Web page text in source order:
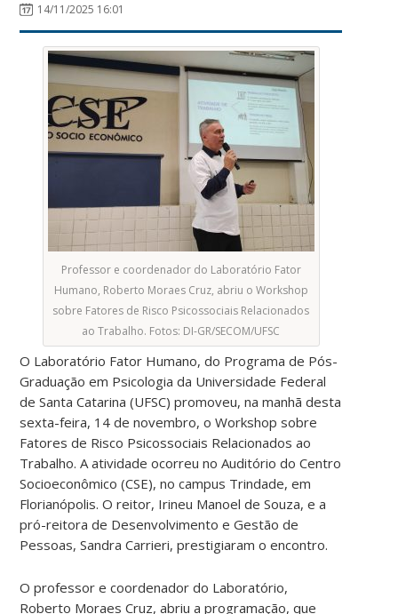
14/11/2025 16:01
Professor e coordenador do Laboratório Fator
Humano, Roberto Moraes Cruz, abriu o Workshop
sobre Fatores de Risco Psicossociais Relacionados
ao Trabalho. Fotos: DI-GR/SECOM/UFSC
O Laboratório Fator Humano, do Programa de Pós-
Graduação em Psicologia da Universidade Federal
de Santa Catarina (UFSC) promoveu, na manhã desta
sexta-feira, 14 de novembro, o Workshop sobre
Fatores de Risco Psicossociais Relacionados ao
Trabalho. A atividade ocorreu no Auditório do Centro
Socioeconômico (CSE), no campus Trindade, em
Florianópolis. O reitor, Irineu Manoel de Souza, e a
pró-reitora de Desenvolvimento e Gestão de
Pessoas, Sandra Carrieri, prestigiaram o encontro.
O professor e coordenador do Laboratório,
Roberto Moraes Cruz, abriu a programação, que